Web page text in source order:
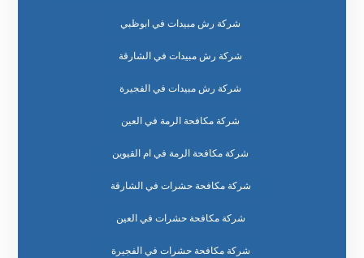
شركة رش مبيدات في ابوظبي
شركة رش مبيدات في الشارقة
شركة رش مبيدات في الفجيرة
شركة مكافحة الرمة في العين
شركة مكافحة الرمة في ام القيوين
شركة مكافحة حشرات في الشارقة
شركة مكافحة حشرات في العين
شركة مكافحة حشرات في الفجيرة